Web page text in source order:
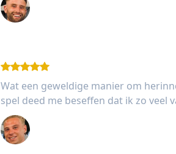
Wat een geweldige manier om
spel deed me beseffen dat ik zo veel